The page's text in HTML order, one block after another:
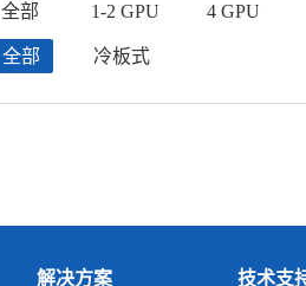
全部 1-2 GPU 4 GPU
全部 冷板式
解决方案 技术支